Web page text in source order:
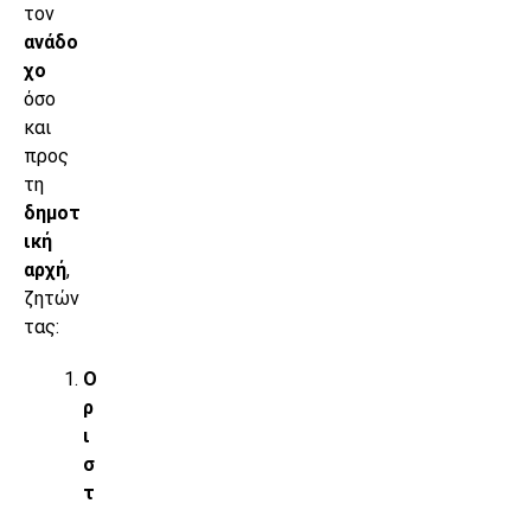
τον
ανάδο
χο
όσο
και
προς
τη
δημοτ
ική
αρχή,
ζητών
τας:
Ο
ρ
ι
σ
τ